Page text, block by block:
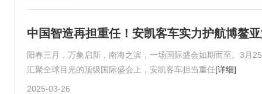
中国智造再担重任！安凯客车实力护航博鳌
阳春三月，万象启新，南海之滨，一场国际盛会如期而至。3月
汇聚全球目光的顶级国际盛会上，安凯客车担当重任[详细]
2025-03-26